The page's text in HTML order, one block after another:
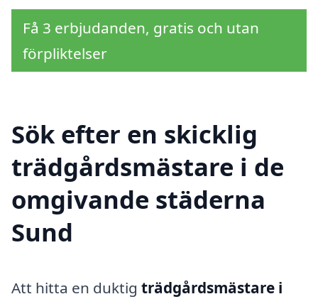
Få 3 erbjudanden, gratis och utan
förpliktelser
Sök efter en skicklig
trädgårdsmästare i de
omgivande städerna
Sund
Att hitta en duktig trädgårdsmästare i